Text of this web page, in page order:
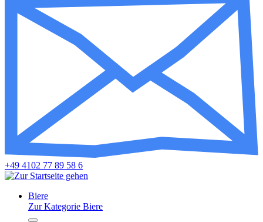
+49 4102 77 89 58 6
Biere
Zur Kategorie Biere